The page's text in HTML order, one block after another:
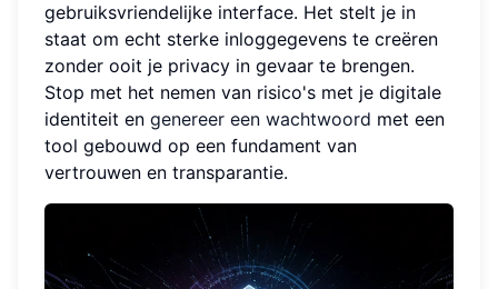
gebruiksvriendelijke interface. Het stelt je in
staat om echt sterke inloggegevens te creëren
zonder ooit je privacy in gevaar te brengen.
Stop met het nemen van risico's met je digitale
identiteit en genereer een wachtwoord met een
tool gebouwd op een fundament van
vertrouwen en transparantie.